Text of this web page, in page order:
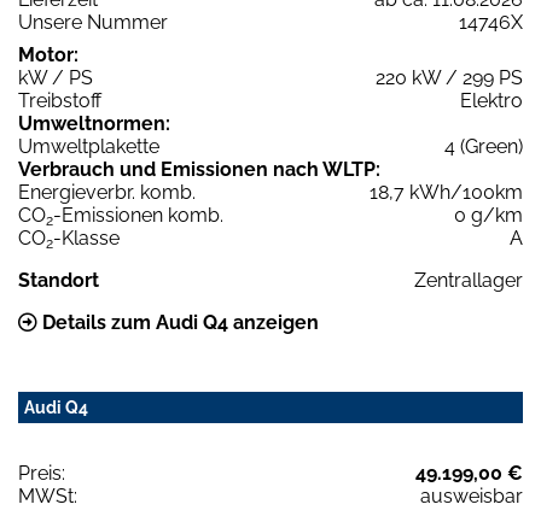
Unsere Nummer
14746X
Motor:
kW / PS
220 kW / 299 PS
Treibstoff
Elektro
Umweltnormen:
Umweltplakette
4 (Green)
Verbrauch und Emissionen nach WLTP:
Energieverbr. komb.
18,7 kWh/100km
CO2-Emissionen komb.
0 g/km
CO2-Klasse
A
Standort
Zentrallager
Details zum Audi Q4 anzeigen
Audi Q4
Preis:
49.199,00 €
MWSt:
ausweisbar